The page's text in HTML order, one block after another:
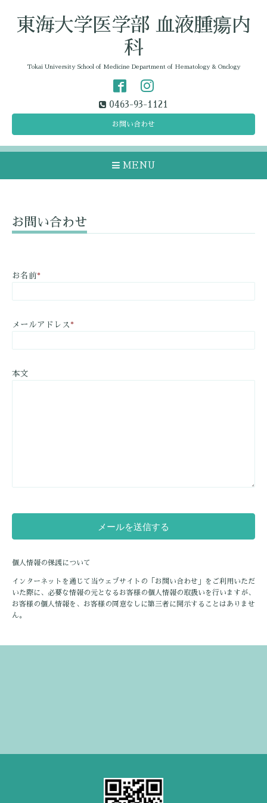
東海大学医学部 血液腫瘍内
科
Tokai University School of Medicine Department of Hematology & Onclogy
0463-93-1121
お問い合わせ
MENU
お問い合わせ
お名前*
メールアドレス *
本文
個人情報の保護について
インターネットを通じて当ウェブサイトの「お問い合わせ」をご利用いただ
いた際に、必要な情報の元となるお客様の個人情報の取扱いを行いますが、
お客様の個人情報を、お客様の同意なしに第三者に開示することはありませ
ん。